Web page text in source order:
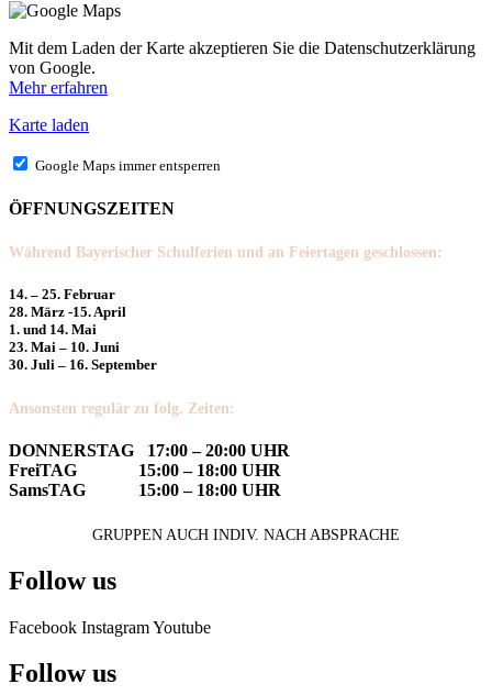
Mit dem Laden der Karte akzeptieren Sie die Datenschutzerklärung
von Google.
Mehr erfahren
Karte laden
Google Maps immer entsperren
ÖFFNUNGSZEITEN
Während Bayerischer Schulferien und an Feiertagen geschlossen:
14. – 25. Februar
28. März -15. April
1. und 14. Mai
23. Mai – 10. Juni
30. Juli – 16. September
Ansonsten regulär zu folg. Zeiten:
DONNERSTAG 17:00 – 20:00 UHR
FreiTAG 15:00 – 18:00 UHR
SamsTAG 15:00 – 18:00 UHR
GRUPPEN AUCH INDIV. NACH ABSPRACHE
Follow us
Facebook InstagramYoutube
Follow us